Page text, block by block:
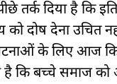
तर्क दिया है कि
दोष देना उचित
के लिए आज
है कि बच्चे समाज